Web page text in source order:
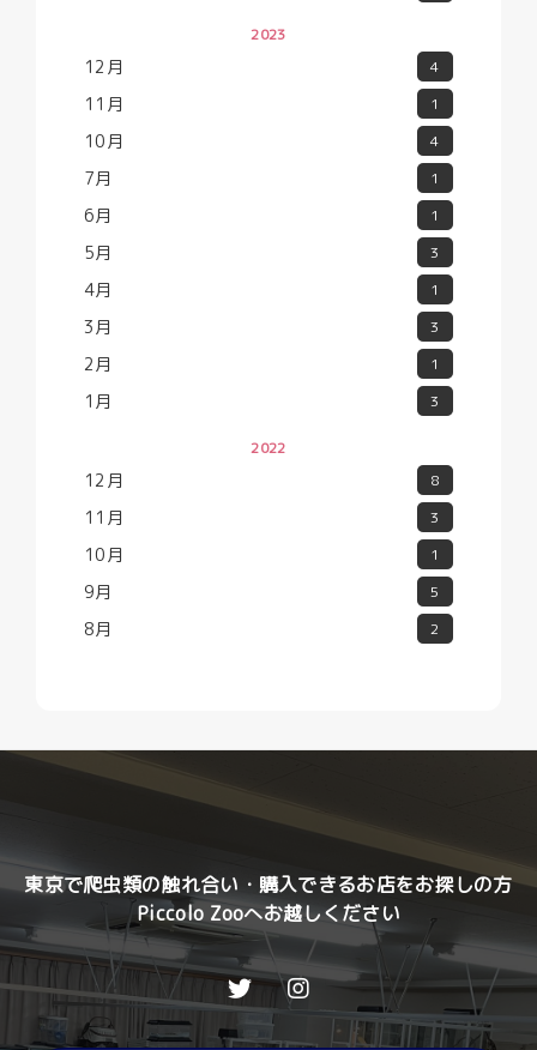
2023
12月 4
11月 1
10月 4
7月 1
6月 1
5月 3
4月 1
3月 3
2月 1
1月 3
2022
12月 8
11月 3
10月 1
9月 5
8月 2
東京で爬虫類の触れ合い・購入できるお店をお探しの方
Piccolo Zooへお越しください